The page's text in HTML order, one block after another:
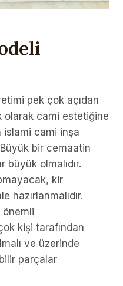
pek çok açıdan
olarak cami estetiğine
islami cami inşa
bir cemaatin
büyük olmalıdır.
kir
hazırlanmalıdır.
önemli
kişi tarafından
ve üzerinde
parçalar